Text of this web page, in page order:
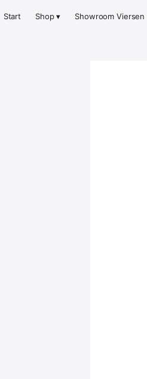
Start Shop ▾ Showroom Viersen